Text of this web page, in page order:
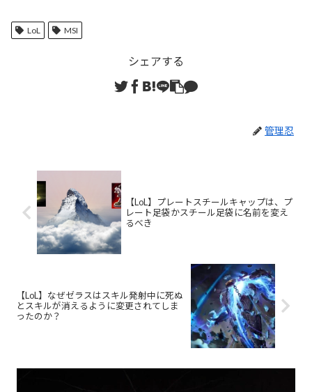
LoL MSI
シェアする
管理忍
【LoL】プレートスチールキャップは、プ
レート足袋かスチール足袋に名前を変え
るべき
【LoL】なぜゼラスはスキル発射中に死ぬ
とスキルが消えるように変更されてしま
ったのか？